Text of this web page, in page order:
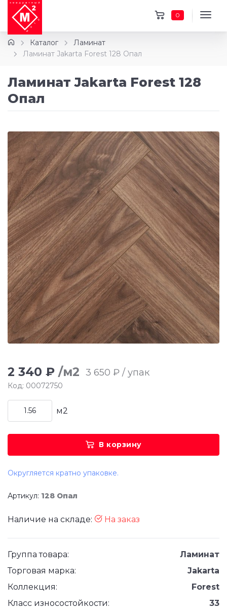
0
Каталог
Ламинат
Ламинат Jakarta Forest 128 Опал
Ламинат Jakarta Forest 128
Опал
2 340 ₽ /м2 3 650 ₽ / упак
Код: 00072750
м2
В корзину
Округляется кратно упаковке.
Артикул: 128 Опал
Наличие на складе: На заказ
Группа товара:
Ламинат
Торговая марка:
Jakarta
Коллекция:
Forest
Класс износостойкости:
33